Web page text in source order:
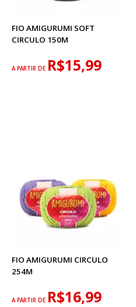
FIO AMIGURUMI SOFT
CIRCULO 150M
A PARTIR DE R$15,99
FIO AMIGURUMI CIRCULO
254M
A PARTIR DE R$16,99